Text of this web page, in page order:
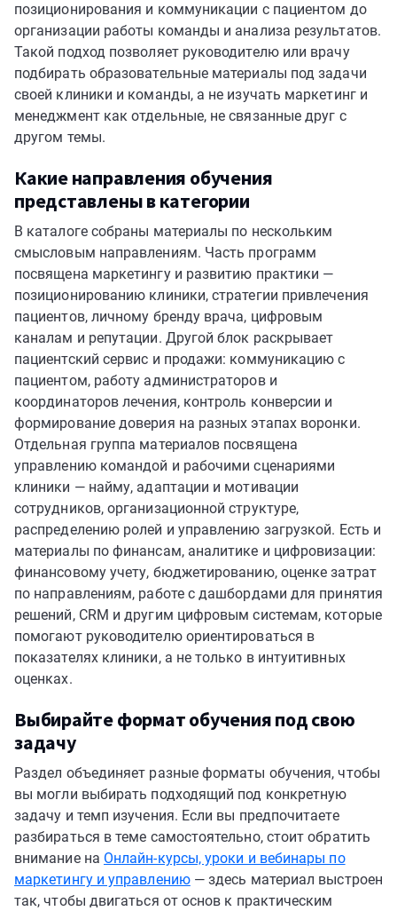
позиционирования и коммуникации с пациентом до
организации работы команды и анализа результатов.
Такой подход позволяет руководителю или врачу
подбирать образовательные материалы под задачи
своей клиники и команды, а не изучать маркетинг и
менеджмент как отдельные, не связанные друг с
другом темы.
Какие направления обучения
представлены в категории
В каталоге собраны материалы по нескольким
смысловым направлениям. Часть программ
посвящена маркетингу и развитию практики —
позиционированию клиники, стратегии привлечения
пациентов, личному бренду врача, цифровым
каналам и репутации. Другой блок раскрывает
пациентский сервис и продажи: коммуникацию с
пациентом, работу администраторов и
координаторов лечения, контроль конверсии и
формирование доверия на разных этапах воронки.
Отдельная группа материалов посвящена
управлению командой и рабочими сценариями
клиники — найму, адаптации и мотивации
сотрудников, организационной структуре,
распределению ролей и управлению загрузкой. Есть и
материалы по финансам, аналитике и цифровизации:
финансовому учету, бюджетированию, оценке затрат
по направлениям, работе с дашбордами для принятия
решений, CRM и другим цифровым системам, которые
помогают руководителю ориентироваться в
показателях клиники, а не только в интуитивных
оценках.
Выбирайте формат обучения под свою
задачу
Раздел объединяет разные форматы обучения, чтобы
вы могли выбирать подходящий под конкретную
задачу и темп изучения. Если вы предпочитаете
разбираться в теме самостоятельно, стоит обратить
внимание на Онлайн-курсы, уроки и вебинары по
маркетингу и управлению— здесь материал выстроен
так, чтобы двигаться от основ к практическим